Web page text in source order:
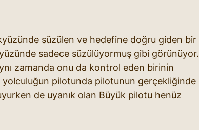
süzülen ve hedefine doğru giden bir
sadece süzülüyormuş gibi görünüyor.
zamanda onu da kontrol eden birinin
yolculuğun pilotunda pilotunun gerçekliğinde
de uyanık olan Büyük pilotu henüz